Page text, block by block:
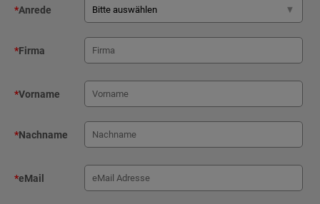
*Anrede
*Firma
*Vorname
*Nachname
*eMail